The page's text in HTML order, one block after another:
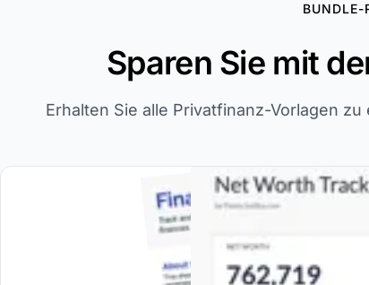
Sparen Sie mit
Erhalten Sie alle Privatfinanz-Vorlagen